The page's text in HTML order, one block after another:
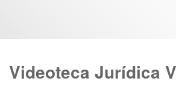
Videoteca Jurídica